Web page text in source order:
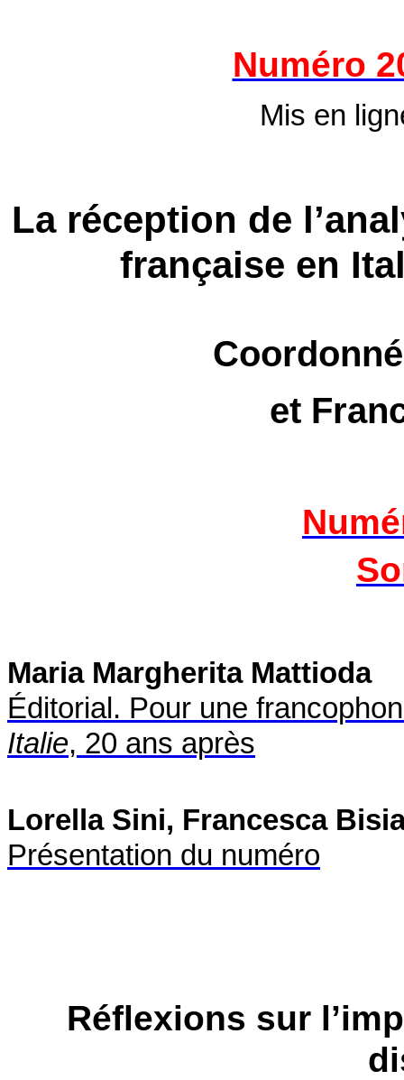
Numéro
Mis en
La réception de
française en
et
Maria Margherita Mattioda
Éditorial. Pour une
Italie, 20 ans après
Lorella Sini, Francesca
Présentation du numéro
Réflexions sur